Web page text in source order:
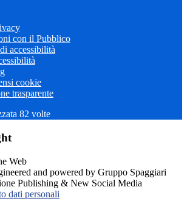
con il Pubblico
accessibilità
cookie
trasparente
82 volte
and powered by Gruppo Spaggiari
Publishing & New Social Media
dati personali